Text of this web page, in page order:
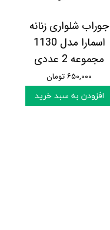
جوراب شلواری زنانه
اسمارا مدل 1130
مجموعه 2 عددی
۶۵۰,۰۰۰ تومان
افزودن به سبد خرید